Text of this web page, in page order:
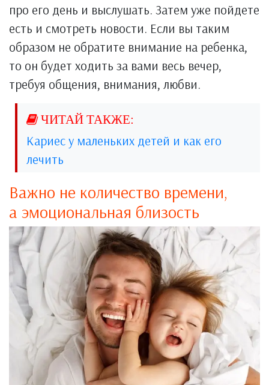
про его день и выслушать. Затем уже пойдете
есть и смотреть новости. Если вы таким
образом не обратите внимание на ребенка,
то он будет ходить за вами весь вечер,
требуя общения, внимания, любви.
Кариес у маленьких детей и как его
лечить
Важно не количество времени,
а эмоциональная близость